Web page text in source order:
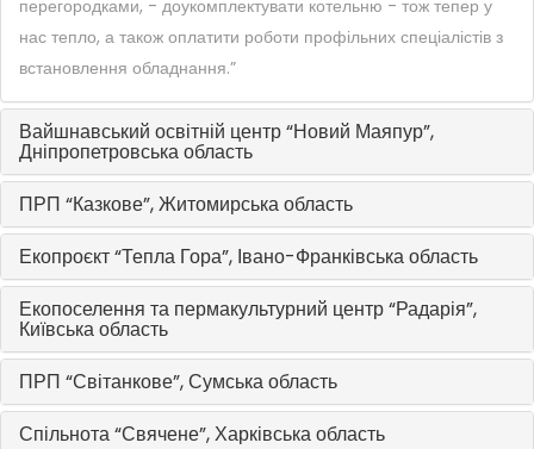
перегородками, - доукомплектувати котельню - тож тепер у
нас тепло, а також оплатити роботи профільних спеціалістів з
встановлення обладнання.”
Вайшнавський освітній центр “Новий Маяпур”,
Дніпропетровська область
ПРП “Казкове”, Житомирська область
Екопроєкт “Тепла Гора”, Івано-Франківська область
Екопоселення та пермакультурний центр “Радарія”,
Київська область
ПРП “Світанкове”, Сумська область
Спільнота “Свячене”, Харківська область